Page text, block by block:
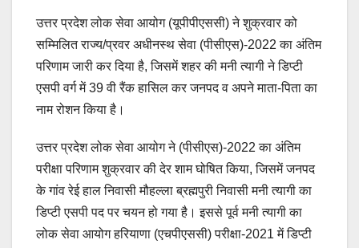
उत्तर प्रदेश लोक सेवा आयोग (यूपीपीएससी) ने शुक्रवार को
सम्मिलित राज्य/प्रवर अधीनस्थ सेवा (पीसीएस)-2022 का अंतिम
परिणाम जारी कर दिया है, जिसमें शहर की मनी त्यागी ने डिप्टी
एसपी वर्ग में 39 वी रैंक हासिल कर जनपद व अपने माता-पिता का
नाम रोशन किया है।
उत्तर प्रदेश लोक सेवा आयोग ने (पीसीएस)-2022 का अंतिम
परीक्षा परिणाम शुक्रवार की देर शाम घोषित किया, जिसमें जनपद
के गांव रेई हाल निवासी मौहल्ला ब्रह्मपुरी निवासी मनी त्यागी का
डिप्टी एसपी पद पर चयन हो गया है। इससे पूर्व मनी त्यागी का
लोक सेवा आयोग हरियाणा (एचपीएससी) परीक्षा-2021 में डिप्टी